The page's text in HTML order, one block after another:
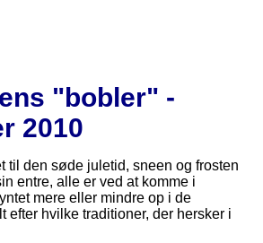
"bobler" -
2010
til den søde juletid, sneen og frosten
entre, alle er ved at komme i
mere eller mindre op i de
efter hvilke traditioner, der hersker i